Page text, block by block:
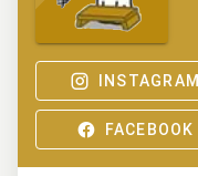
INSTAGRAM
FACEBOOK